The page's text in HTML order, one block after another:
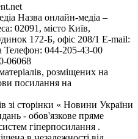
Назва онлайн-медіа –
02091, місто Київ,
172-Б, офіс 208/1 E-mail:
Телефон: 044-205-43-00
06068
розміщених на
посилання на
зі сторінки « Новини України
- обов'язкове пряме
гіперпосилання .